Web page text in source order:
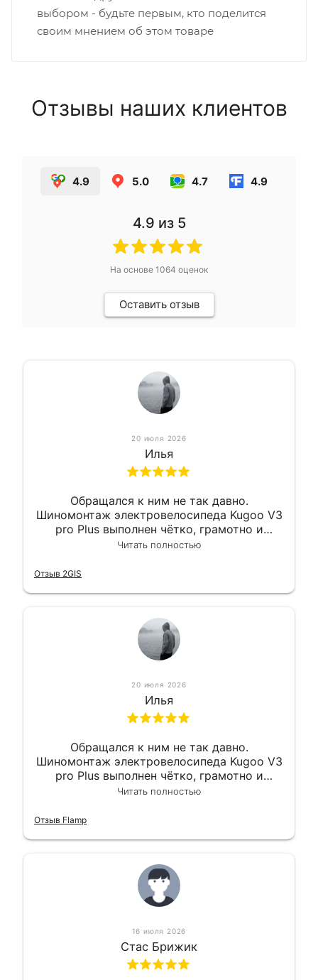
выбором - будьте первым, кто поделится
своим мнением об этом товаре
Отзывы наших клиентов
4.9 5.0 4.7 4.9
4.9 из 5
На основе 1064 оценок
Оставить отзыв
20 июля 2026
Илья
Обращался к ним не так давно.
Шиномонтаж электровелосипеда Kugoo V3
pro Plus выполнен чётко, грамотно и
квалифицированно. Всё сделано
Читать полностью
Отзыв 2GIS
20 июля 2026
Илья
Обращался к ним не так давно.
Шиномонтаж электровелосипеда Kugoo V3
pro Plus выполнен чётко, грамотно и
квалифицированно. Всё сделано
Читать полностью
Отзыв Flamp
16 июля 2026
Стас Брижик